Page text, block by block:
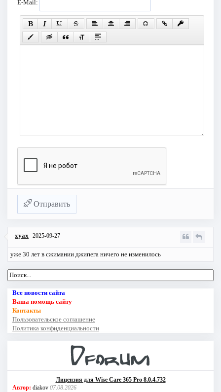
E-Mail:
Отправить
xyax 2025-09-27
уже 30 лет в сжимании джипега ничего не изменилось
Все новости сайта
Ваша помощь сайту
Контакты
Пользовательское соглашение
Политика конфиденциальности
Лицензия для Wise Care 365 Pro 8.0.4.732
Автор: diakov 07.08.2026